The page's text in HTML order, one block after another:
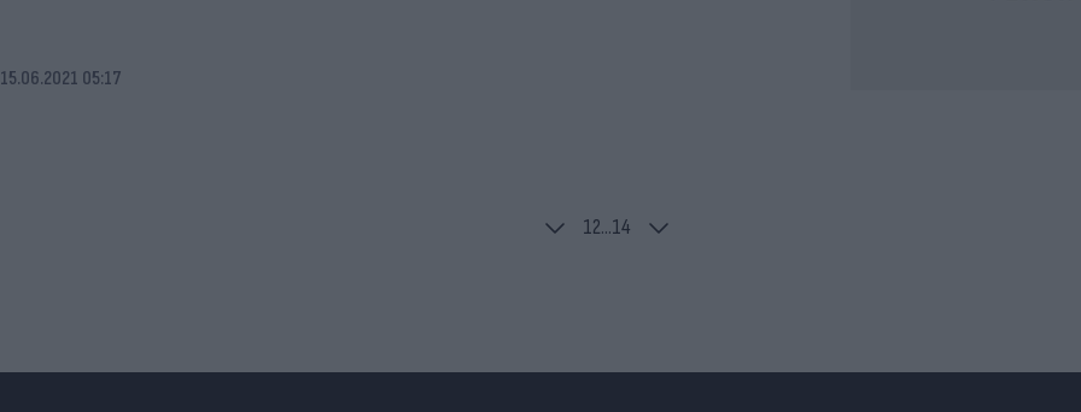
15.06.2021 05:17
12...14